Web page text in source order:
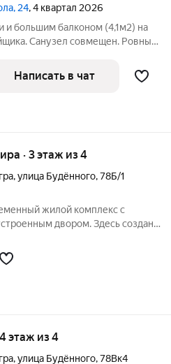
24, 4 квартал 2026
и большим балконом (4,1м2) на
Санузел совмещен. Ровные
ХГУ. Звоните, с уважением
Написать в чат
· 3 этаж из 4
,улица Будённого,78Б/1
жилой комплекс с
двором. Здесь создана
квартир. Ровные стены:
4 этаж из 4
,улица Будённого,78Вк4